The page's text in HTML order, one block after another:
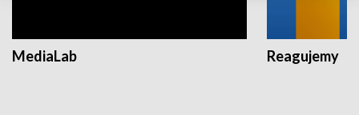
MediaLab Reagujemy